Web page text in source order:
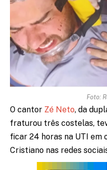
Foto:
O cantor Zé Neto, da
fraturou três costelas,
ficar 24 horas na UTI em
Cristiano nas redes